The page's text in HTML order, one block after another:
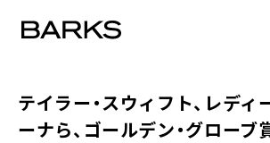
テイラー・スウィフト、レディ
ーナら、 ゴールデン・グローブ